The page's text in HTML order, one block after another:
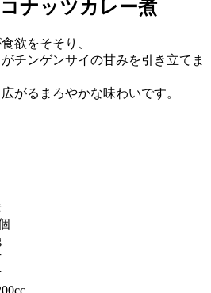
ナッツカレー煮
欲をそそり、
チンゲンサイの甘みを引き立てま
がるまろやかな味わいです。